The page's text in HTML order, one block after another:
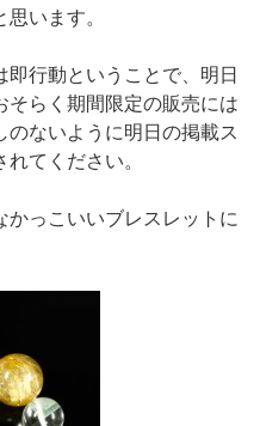
います。
行動ということで、明日
そらく期間限定の販売には
のないように明日の掲載ス
てください。
かっこいいブレスレットに